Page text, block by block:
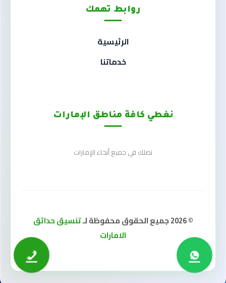
روابط تهمك
الرئيسية
خدماتنا
نغطي كافة مناطق الإمارات
نصلك في جميع أنحاء الإمارات
© 2026 جميع الحقوق محفوظة لـ
تنسيق حدائق
الامارات